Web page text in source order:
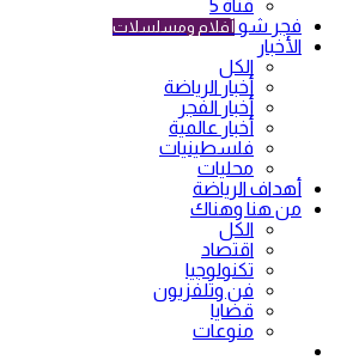
قناة 5
فجر شو أفلام ومسلسلات
الأخبار
الكل
أخبار الرياضة
أخبار الفجر
أخبار عالمية
فلسطينيات
محليات
أهداف الرياضة
من هنا وهناك
الكل
اقتصاد
تكنولوجيا
فن وتلفزيون
قضايا
منوعات